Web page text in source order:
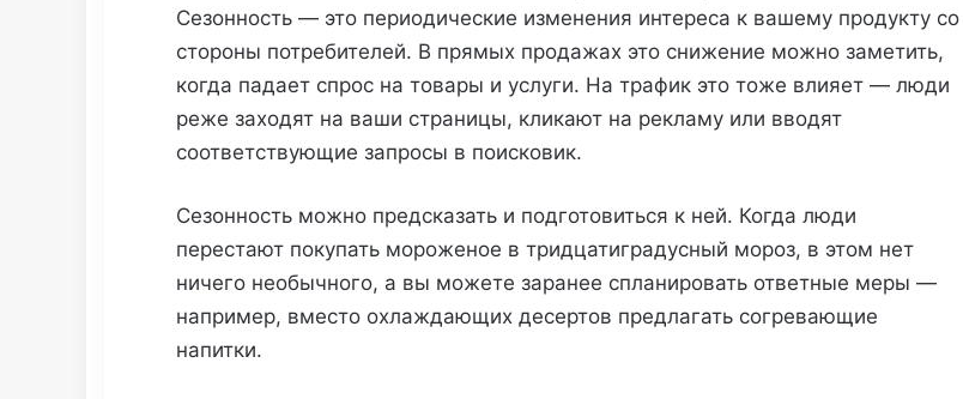
Сезонность — это периодические изменения интереса к вашему продукту со
стороны потребителей. В прямых продажах это снижение можно заметить,
когда падает спрос на товары и услуги. На трафик это тоже влияет — люди
реже заходят на ваши страницы, кликают на рекламу или вводят
соответствующие запросы в поисковик.
Cезонность можно предсказать и подготовиться к ней. Когда люди
перестают покупать мороженое в тридцатиградусный мороз, в этом нет
ничего необычного, а вы можете заранее спланировать ответные меры —
например, вместо охлаждающих десертов предлагать согревающие
напитки.